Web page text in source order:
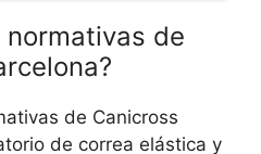
normativas de
de Canicross
de correa elástica y